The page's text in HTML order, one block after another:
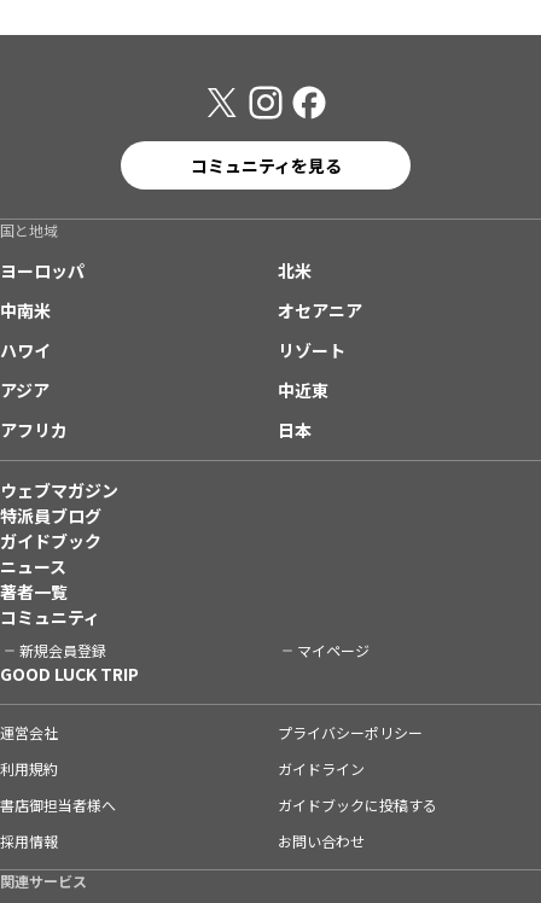
コミュニティを見る
国と地域
ヨーロッパ
北米
中南米
オセアニア
ハワイ
リゾート
アジア
中近東
アフリカ
日本
ウェブマガジン
特派員ブログ
ガイドブック
ニュース
著者一覧
コミュニティ
新規会員登録 マイページ
GOOD LUCK TRIP
運営会社
プライバシーポリシー
利用規約
ガイドライン
書店御担当者様へ
ガイドブックに投稿する
採用情報
お問い合わせ
関連サービス